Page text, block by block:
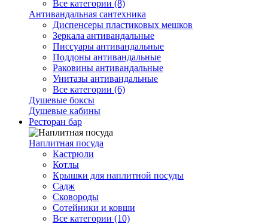
Все категории (8)
Антивандальная сантехника
Диспенсеры пластиковых мешков
Зеркала антивандальные
Писсуары антивандальные
Поддоны антивандальные
Раковины антивандальные
Унитазы антивандальные
Все категории (6)
Душевые боксы
Душевые кабины
Ресторан бар
Наплитная посуда
Кастрюли
Котлы
Крышки для наплитной посуды
Садж
Сковороды
Сотейники и ковши
Все категории (10)